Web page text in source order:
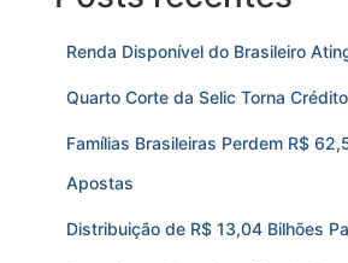
Renda Disponível do Brasileiro
Quarto Corte da Selic Torna
Famílias Brasileiras Perdem R$
Apostas
Distribuição de R$ 13,04 Bilhões